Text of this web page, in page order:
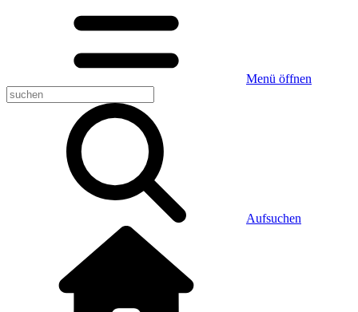
Menü öffnen
Aufsuchen